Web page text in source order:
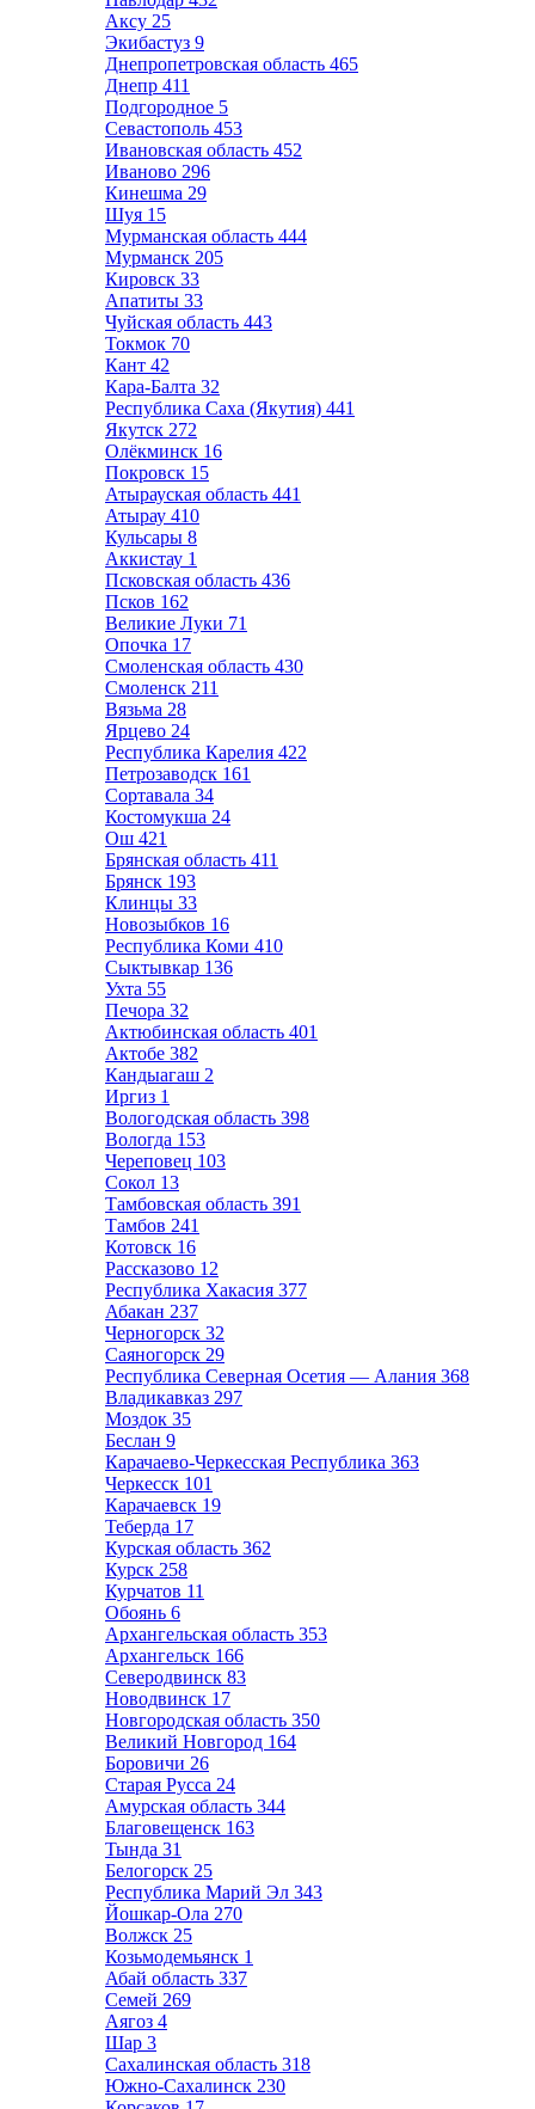
Аксу 25
Экибастуз 9
Днепропетровская область 465
Днепр 411
Подгородное 5
Севастополь 453
Ивановская область 452
Иваново 296
Кинешма 29
Шуя 15
Мурманская область 444
Мурманск 205
Кировск 33
Апатиты 33
Чуйская область 443
Токмок 70
Кант 42
Кара-Балта 32
Республика Саха (Якутия) 441
Якутск 272
Олёкминск 16
Покровск 15
Атырауская область 441
Атырау 410
Кульсары 8
Аккистау 1
Псковская область 436
Псков 162
Великие Луки 71
Опочка 17
Смоленская область 430
Смоленск 211
Вязьма 28
Ярцево 24
Республика Карелия 422
Петрозаводск 161
Сортавала 34
Костомукша 24
Ош 421
Брянская область 411
Брянск 193
Клинцы 33
Новозыбков 16
Республика Коми 410
Сыктывкар 136
Ухта 55
Печора 32
Актюбинская область 401
Актобе 382
Кандыагаш 2
Иргиз 1
Вологодская область 398
Вологда 153
Череповец 103
Сокол 13
Тамбовская область 391
Тамбов 241
Котовск 16
Рассказово 12
Республика Хакасия 377
Абакан 237
Черногорск 32
Саяногорск 29
Республика Северная Осетия — Алания 368
Владикавказ 297
Моздок 35
Беслан 9
Карачаево-Черкесская Республика 363
Черкесск 101
Карачаевск 19
Теберда 17
Курская область 362
Курск 258
Курчатов 11
Обоянь 6
Архангельская область 353
Архангельск 166
Северодвинск 83
Новодвинск 17
Новгородская область 350
Великий Новгород 164
Боровичи 26
Старая Русса 24
Амурская область 344
Благовещенск 163
Тында 31
Белогорск 25
Республика Марий Эл 343
Йошкар-Ола 270
Волжск 25
Козьмодемьянск 1
Абай область 337
Семей 269
Аягоз 4
Шар 3
Сахалинская область 318
Южно-Сахалинск 230